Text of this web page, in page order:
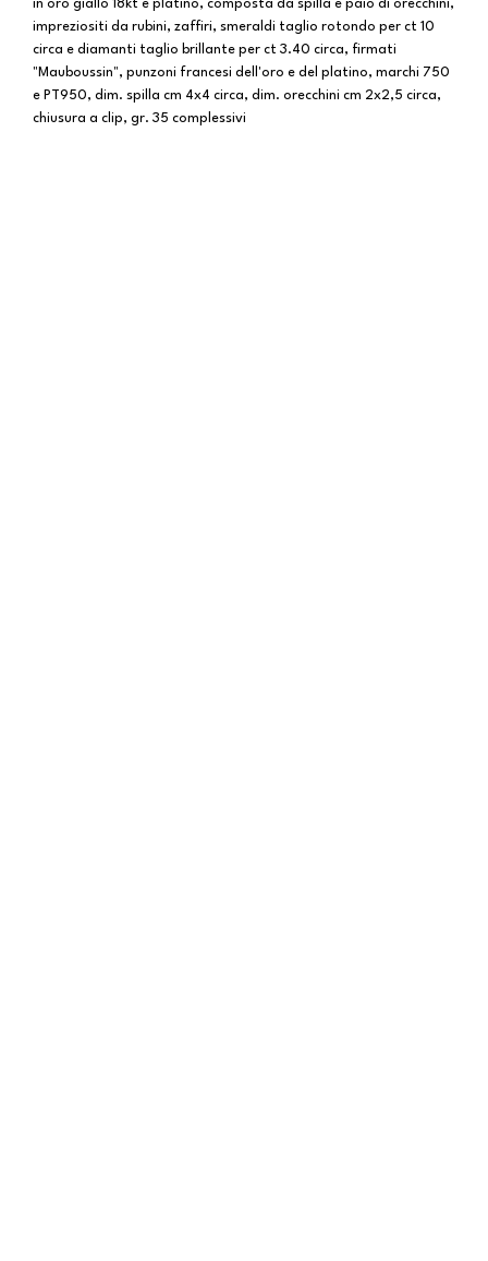
in oro giallo 18kt e platino, composta da spilla e paio di orecchini,
impreziositi da rubini, zaffiri, smeraldi taglio rotondo per ct 10
circa e diamanti taglio brillante per ct 3.40 circa, firmati
"Mauboussin", punzoni francesi dell'oro e del platino, marchi 750
e PT950, dim. spilla cm 4x4 circa, dim. orecchini cm 2x2,5 circa,
chiusura a clip, gr. 35 complessivi